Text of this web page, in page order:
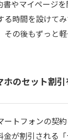
書やマイページ
る時間を設けて
その後もずっと
ホのセット割
ートフォンの契
金が割引される